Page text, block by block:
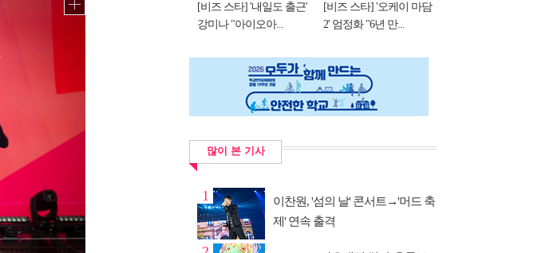
[비즈 스타] '내일도 출근'
강미나 "아이오아...
[비즈 스타] '오케이 마담
2' 엄정화 "6년 만...
많이 본 기사
1
이찬원, '섬의 날' 콘서트→'머드 축
제' 연속 출격